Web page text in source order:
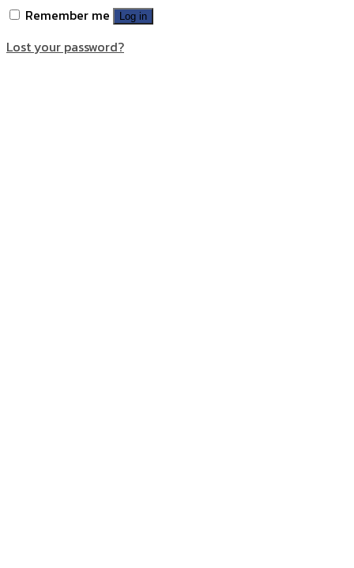
Remember me
Log in
Lost your password?